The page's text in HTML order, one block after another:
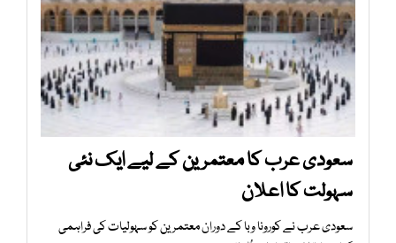
سعودی عرب کا معتمرین کے لیے ایک نئی
سہولت کا اعلان
سعودی عرب نے کورونا وبا کے دوران معتمرین کو سہولیات کی فراہمی